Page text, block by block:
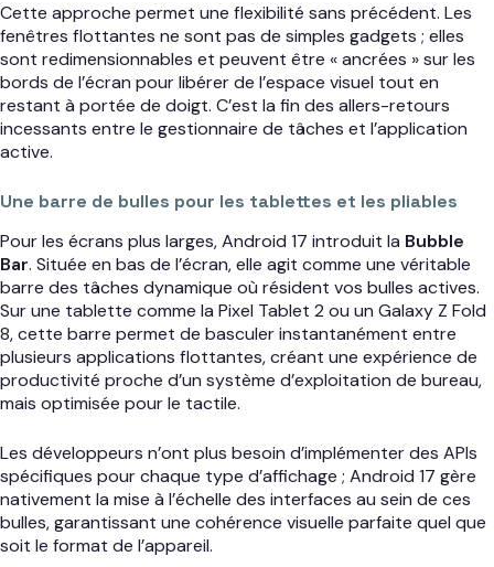
Cette approche permet une flexibilité sans précédent. Les
fenêtres flottantes ne sont pas de simples gadgets ; elles
sont redimensionnables et peuvent être « ancrées » sur les
bords de l’écran pour libérer de l’espace visuel tout en
restant à portée de doigt. C’est la fin des allers-retours
incessants entre le gestionnaire de tâches et l’application
active.
Une barre de bulles pour les tablettes et les pliables
Pour les écrans plus larges, Android 17 introduit la Bubble
Bar. Située en bas de l’écran, elle agit comme une véritable
barre des tâches dynamique où résident vos bulles actives.
Sur une tablette comme la Pixel Tablet 2 ou un Galaxy Z Fold
8, cette barre permet de basculer instantanément entre
plusieurs applications flottantes, créant une expérience de
productivité proche d’un système d’exploitation de bureau,
mais optimisée pour le tactile.
Les développeurs n’ont plus besoin d’implémenter des APIs
spécifiques pour chaque type d’affichage ; Android 17 gère
nativement la mise à l’échelle des interfaces au sein de ces
bulles, garantissant une cohérence visuelle parfaite quel que
soit le format de l’appareil.